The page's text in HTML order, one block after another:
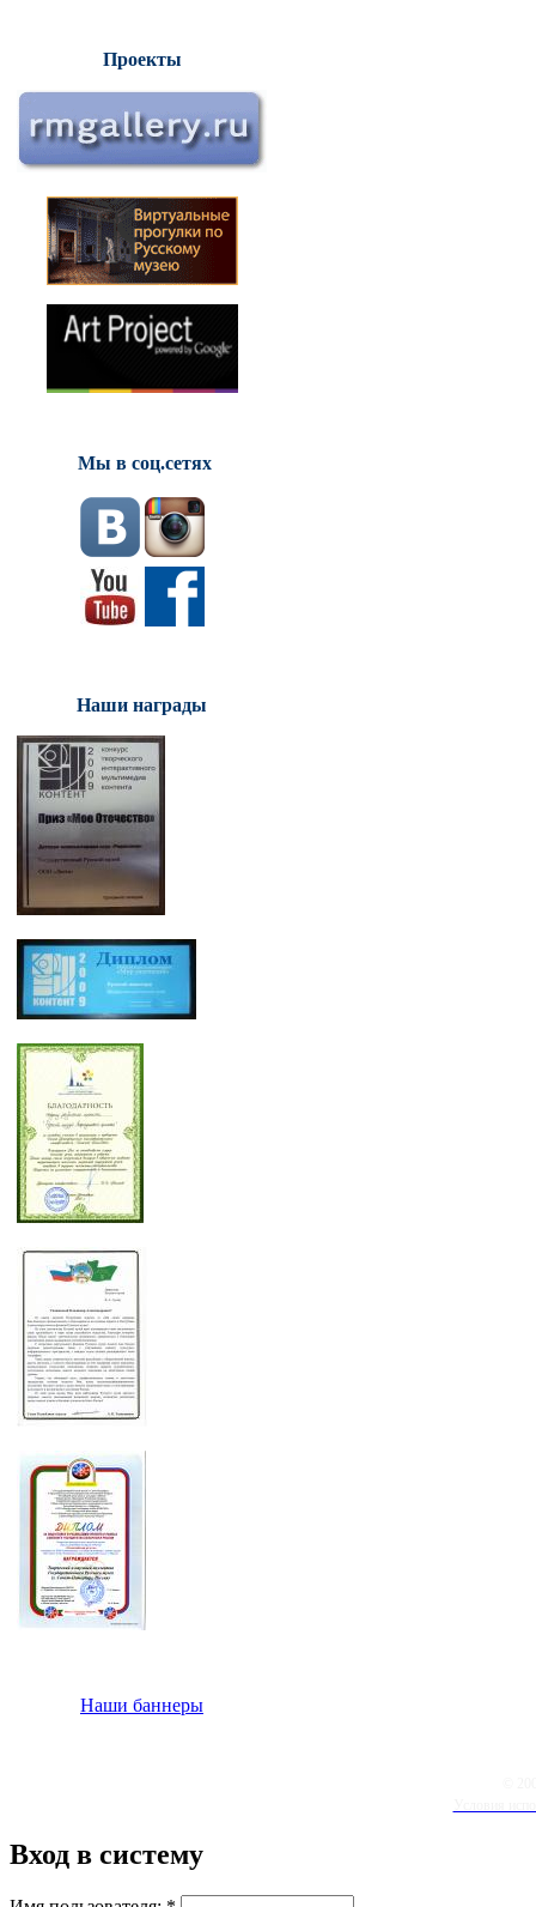
Проекты
Мы в соц.сетях
Наши награды
Наши баннеры
Вход в систему